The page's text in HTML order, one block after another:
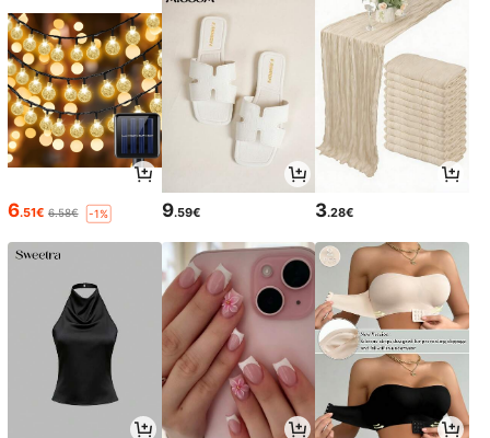
6.51€ 6.58€ -1% 9.59€ 3.28€